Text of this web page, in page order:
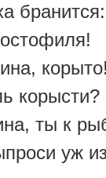
бранится:
корысти?
ты к
уж